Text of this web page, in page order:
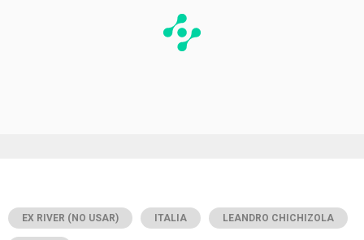
EX RIVER (NO USAR) ITALIA LEANDRO CHICHIZOLA